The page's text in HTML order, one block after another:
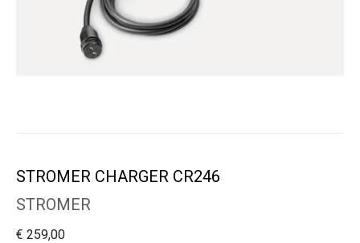
STROMER CHARGER CR246
STROMER
€ 259,00